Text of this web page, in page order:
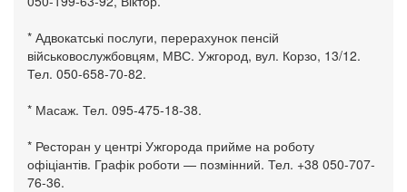
* Адвокатські послуги, перерахунок пенсій
військовослужбовцям, МВС. Ужгород, вул. Корзо, 13/12.
Тел. 050-658-70-82.
* Масаж. Тел. 095-475-18-38.
* Ресторан у центрі Ужгорода прийме на роботу
офіціантів. Графік роботи — позмінний. Тел. +38 050-707-
76-36.